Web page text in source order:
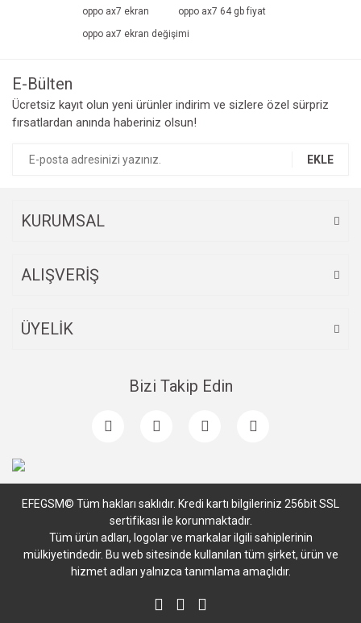
oppo ax7 ekran
oppo ax7 64 gb fiyat
oppo ax7 ekran değişimi
E-Bülten
Ücretsiz kayıt olun yeni ürünler indirim ve sizlere özel sürpriz
fırsatlardan anında haberiniz olsun!
EKLE
KURUMSAL
ALIŞVERİŞ
ÜYELİK
Bizi Takip Edin
EFEGSM© Tüm hakları saklıdır. Kredi kartı bilgileriniz 256bit SSL
sertifikası ile korunmaktadır.
Tüm ürün adları, logolar ve markalar ilgili sahiplerinin
mülkiyetindedir. Bu web sitesinde kullanılan tüm şirket, ürün ve
hizmet adları yalnızca tanımlama amaçlıdır.